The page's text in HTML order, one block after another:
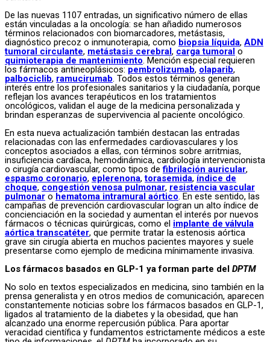
De las nuevas 1107 entradas, un significativo número de ellas
están vinculadas a la oncología: se han añadido numerosos
términos relacionados con biomarcadores, metástasis,
diagnóstico precoz o inmunoterapia, como biopsia líquida, ADN
tumoral circulante, metástasis cerebral, carga tumoral o
quimioterapia de mantenimiento. Mención especial requieren
los fármacos antineoplásicos: pembrolizumab, olaparib,
palbociclib, ramucirumab. Todos estos términos generan
interés entre los profesionales sanitarios y la ciudadanía, porque
reflejan los avances terapéuticos en los tratamientos
oncológicos, validan el auge de la medicina personalizada y
brindan esperanzas de supervivencia al paciente oncológico.
En esta nueva actualización también destacan las entradas
relacionadas con las enfermedades cardiovasculares y los
conceptos asociados a ellas, con términos sobre arritmias,
insuficiencia cardíaca, hemodinámica, cardiología intervencionista
o cirugía cardiovascular, como tipos defibrilación auricular,
espasmo coronario, eplerenona,torasemida, índice de
choque, congestión venosa pulmonar, resistencia vascular
pulmonar o hematoma intramural aórtico. En este sentido, las
campañas de prevención cardiovascular logran un alto índice de
concienciación en la sociedad y aumentan el interés por nuevos
fármacos o técnicas quirúrgicas, como el implante de válvula
aórtica transcatéter, que permite tratar la estenosis aórtica
grave sin cirugía abierta en muchos pacientes mayores y suele
presentarse como ejemplo de medicina mínimamente invasiva.
Los fármacos basados en GLP-1 ya forman parte del DPTM
No solo en textos especializados en medicina, sino también en la
prensa generalista y en otros medios de comunicación, aparecen
constantemente noticias sobre los fármacos basados en GLP-1,
ligados al tratamiento de la diabetes y la obesidad, que han
alcanzado una enorme repercusión pública. Para aportar
veracidad científica y fundamentos estrictamente médicos a este